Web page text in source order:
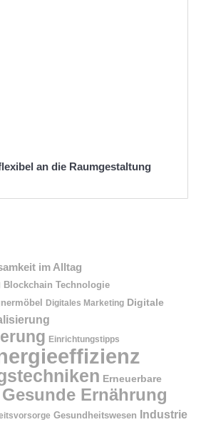
an die Raumgestaltung
im Alltag
Blockchain Technologie
Digitales Marketing Digitale
Einrichtungstipps
Erneuerbare
Gesunde Ernährung
Gesundheitswesen Industrie